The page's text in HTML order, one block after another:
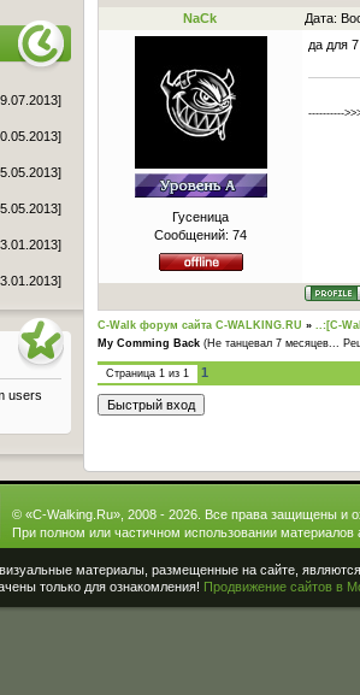
NaCk Дата:
Гусеница
Сообщений: 74
да для
----------
C-Walk форум сайта C-WALKING.RU » ..:[C-
My Comming Back (Не танцевал 7 месяцев...
Страница 1 из 1 1
users
© «C-Walking.Ru», 2008 - 2026. Все права защищены и
При полном или частичном использовании материалов
материалы, размещенные на сайте,
только для ознакомления! Продвижение сайтов в